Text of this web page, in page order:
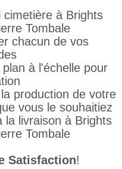
à Brights
Tombale
chacun de vos
à l'échelle pour
production de votre
vous le souhaitiez
la livraison à Brights
Tombale
Satisfaction!